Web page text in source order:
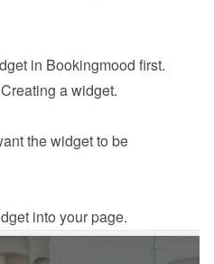
in Bookingmood first.
Creating a widget.
the widget to be
into your page.